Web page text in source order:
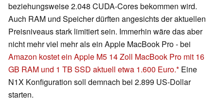
beziehungsweise 2.048 CUDA-Cores bekommen wird.
Auch RAM und Speicher dürften angesichts der aktuellen
Preisniveaus stark limitiert sein. Immerhin wäre das aber
nicht mehr viel mehr als ein Apple MacBook Pro - bei
Amazon kostet ein Apple M5 14 Zoll MacBook Pro mit 16
GB RAM und 1 TB SSD aktuell etwa 1.600 Euro. Eine
N1X Konfiguration soll demnach bei 2.899 US-Dollar
starten.